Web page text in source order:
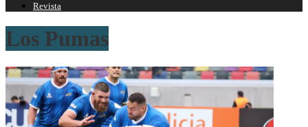
Revista
Los Pumas